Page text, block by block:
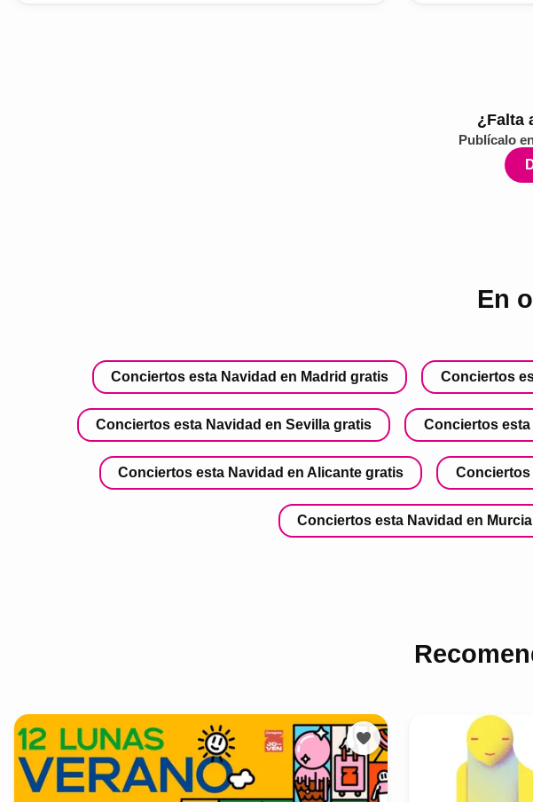
¿Falta
Publícalo
En
Conciertos esta Navidad en Madrid gratis Conciertos
Conciertos esta Navidad en Sevilla gratis Conciertos
Conciertos esta Navidad en Alicante gratis Conciertos
Conciertos esta Navidad en